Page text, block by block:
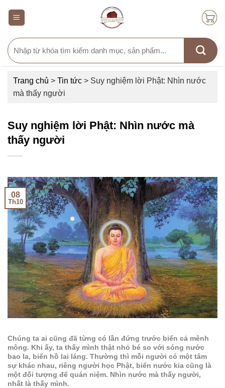
Search
for:
Trang chủ > Tin tức > Suy nghiệm lời Phật: Nhìn nước
mà thấy người
Suy nghiệm lời Phật: Nhìn nước mà
thấy người
08
Th10
Chúng ta ai cũng đã từng có lần đứng trước biển cả mênh
mông. Khi ấy, ta thấy mình thật nhỏ bé so với sóng nước
bao la, biển hồ lai láng. Thường thì mỗi người có một tâm
sự khác nhau, riêng người học Phật, biển nước kia cũng là
một đối tượng để quán niệm. Nhìn nước mà thấy người,
nhất là thấy mình.